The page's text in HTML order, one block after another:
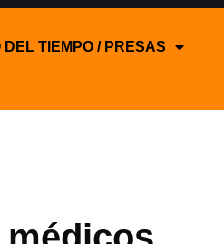
DEL TIEMPO / PRESAS